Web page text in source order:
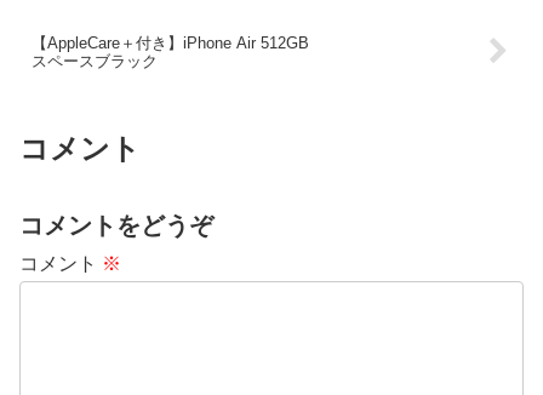
【AppleCare＋付き】iPhone Air 512GB
スペースブラック
コメント
コメントをどうぞ
コメント ※